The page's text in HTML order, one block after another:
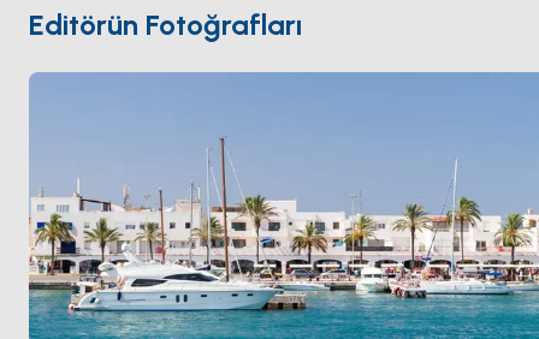
La Savina'dan tüm Formentera karayoluyla 30
dakikadan az. SezonNisan ile Ekim
Editörün Fotoğrafları